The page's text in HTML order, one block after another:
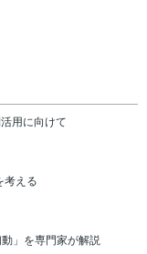
用に向けて
考える
」を専門家が解説